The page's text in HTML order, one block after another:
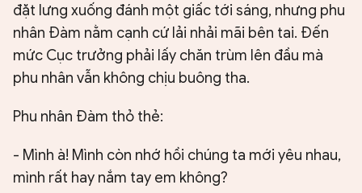
đặt lưng xuống đánh một giấc tới sáng, nhưng phu
nhân Đàm nằm cạnh cứ lải nhải mãi bên tai. Đến
mức Cục trưởng phải lấy chăn trùm lên đầu mà
phu nhân vẫn không chịu buông tha.
Phu nhân Đàm thỏ thẻ:
- Mình à! Mình còn nhớ hồi chúng ta mới yêu nhau,
mình rất hay nắm tay em không?